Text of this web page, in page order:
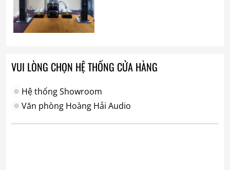
VUI LÒNG CHỌN HỆ THỐNG CỬA HÀNG
Hệ thống Showroom
Văn phòng Hoàng Hải Audio